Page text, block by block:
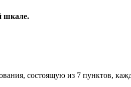
шкале.
состоящую из 7 пунктов,